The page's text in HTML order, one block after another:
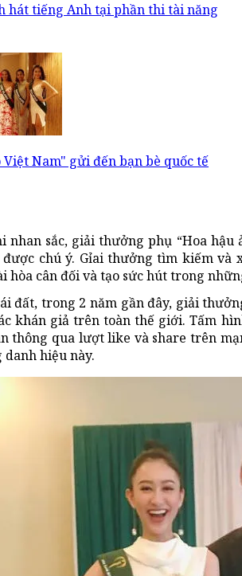
hát tiếng Anh tại phần thi tài năng
Nam" gửi đến bạn bè quốc tế
nhan sắc, giải thưởng phụ “Hoa hậu
chú ý. Gỉai thưởng tìm kiếm và
hòa cân đối và tạo sức hút trong
đất, trong 2 năm gần đây, giải
khán giả trên toàn thế giới. Tấm
thông qua lượt like và share trên
hiệu này.